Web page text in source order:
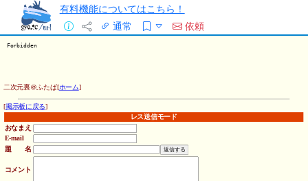
有料機能についてはこちら！
通常
依頼